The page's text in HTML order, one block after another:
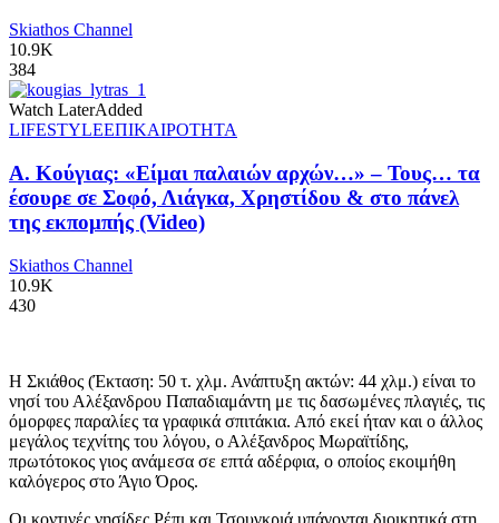
Skiathos Channel
10.9K
384
Watch LaterAdded
LIFESTYLEΕΠΙΚΑΙΡΟΤΗΤΑ
Α. Κούγιας: «Είμαι παλαιών αρχών…» – Τους… τα
έσουρε σε Σοφό, Λιάγκα, Χρηστίδου & στο πάνελ
της εκπομπής (Video)
Skiathos Channel
10.9K
430
Η Σκιάθος (Έκταση: 50 τ. χλμ. Ανάπτυξη ακτών: 44 χλμ.) είναι το
νησί του Αλέξανδρου Παπαδιαμάντη με τις δασωμένες πλαγιές, τις
όμορφες παραλίες τα γραφικά σπιτάκια. Από εκεί ήταν και ο άλλος
μεγάλος τεχνίτης του λόγου, ο Αλέξανδρος Μωραϊτίδης,
πρωτότοκος γιος ανάμεσα σε επτά αδέρφια, ο οποίος εκοιμήθη
καλόγερος στο Άγιο Όρος.
Οι κοντινές νησίδες Ρέπι και Τσουγκριά υπάγονται διοικητικά στη